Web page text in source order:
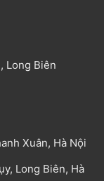
Long Biên
Xuân, Hà Nội
Long Biên, Hà